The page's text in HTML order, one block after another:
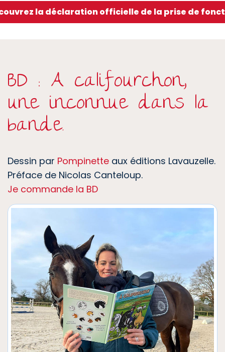
la déclaration officielle de la prise de
BD : A califourchon,
une inconnue dans la
bande.
Dessin par Pompinette aux éditions Lavauzelle.
Préface de Nicolas Canteloup.
Je commande la BD